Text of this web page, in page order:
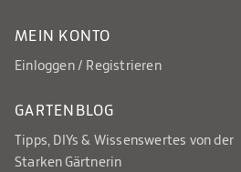
MEIN KONTO
Einloggen / Registrieren
GARTENBLOG
Tipps, DIYs & Wissenswertes von der
Starken Gärtnerin